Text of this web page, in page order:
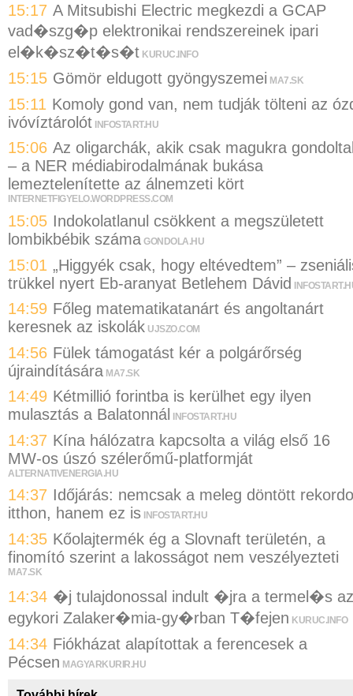
15:17 A Mitsubishi Electric megkezdi a GCAP
vad�szg�p elektronikai rendszereinek ipari
el�k�sz�t�s�t KURUC.INFO
15:15 Gömör eldugott gyöngyszemei MA7.SK
15:11 Komoly gond van, nem tudják tölteni az
ivóvíztárolót INFOSTART.HU
15:06 Az oligarchák, akik csak magukra
– a NER médiabirodalmának bukása
lemeztelenítette az álnemzeti kört
INTERNETFIGYELO.WORDPRESS.COM
15:05 Indokolatlanul csökkent a megszületett
lombikbébik száma GONDOLA.HU
15:01 „Higgyék csak, hogy eltévedtem” –
trükkel nyert Eb-aranyat Betlehem Dávid
14:59 Főleg matematikatanárt és angoltanárt
keresnek az iskolák UJSZO.COM
14:56 Fülek támogatást kér a polgárőrség
újraindítására MA7.SK
14:49 Kétmillió forintba is kerülhet egy ilyen
mulasztás a Balatonnál
INFOSTART.HU
14:37 Kína hálózatra kapcsolta a világ első 16
MW-os úszó szélerőmű-platformját
ALTERNATIVENERGIA.HU
14:37 Időjárás: nemcsak a meleg döntött
itthon, hanem ez is INFOSTART.HU
14:35 Kőolajtermék ég a Slovnaft területén, a
finomító szerint a lakosságot nem veszélyezteti
MA7.SK
14:34 �j tulajdonossal indult �jra a termel�s az
egykori Zalaker�mia-gy�rban T�fejen KURUC.INFO
14:34 Fiókházat alapítottak a ferencesek a
Pécsen MAGYARKURIR.HU